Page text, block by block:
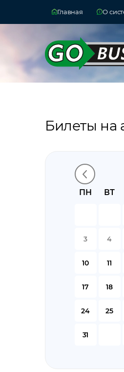
Главная О
Билеты на
ПН
ВТ
3 4
10 11
17 18
24 25
31